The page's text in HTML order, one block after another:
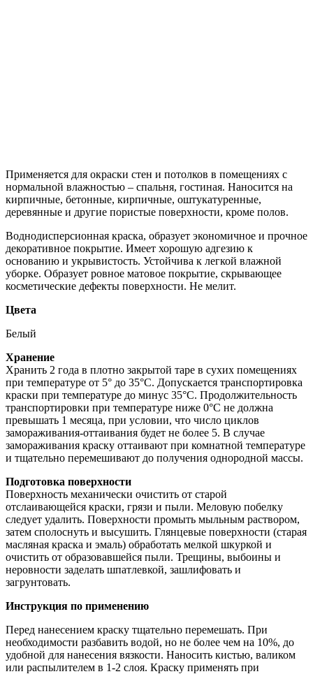
Применяется для окраски стен и потолков в помещениях с
нормальной влажностью – спальня, гостиная. Наносится на
кирпичные, бетонные, кирпичные, оштукатуренные,
деревянные и другие пористые поверхности, кроме полов.
Воднодисперсионная краска, образует экономичное и прочное
декоративное покрытие. Имеет хорошую адгезию к
основанию и укрывистость. Устойчива к легкой влажной
уборке. Образует ровное матовое покрытие, скрывающее
косметические дефекты поверхности. Не мелит.
Цвета
Белый
Хранение
Хранить 2 года в плотно закрытой таре в сухих помещениях
при температуре от 5° до 35°С. Допускается транспортировка
краски при температуре до минус 35°С. Продолжительность
транспортировки при температуре ниже 0°С не должна
превышать 1 месяца, при условии, что число циклов
замораживания-оттаивания будет не более 5. В случае
замораживания краску оттаивают при комнатной температуре
и тщательно перемешивают до получения однородной массы.
Подготовка поверхности
Поверхность механически очистить от старой
отслаивающейся краски, грязи и пыли. Меловую побелку
следует удалить. Поверхности промыть мыльным раствором,
затем сполоснуть и высушить. Глянцевые поверхности (старая
масляная краска и эмаль) обработать мелкой шкуркой и
очистить от образовавшейся пыли. Трещины, выбоины и
неровности заделать шпатлевкой, зашлифовать и
загрунтовать.
Инструкция по применению
Перед нанесением краску тщательно перемешать. При
необходимости разбавить водой, но не более чем на 10%, до
удобной для нанесения вязкости. Наносить кистью, валиком
или распылителем в 1-2 слоя. Краску применять при